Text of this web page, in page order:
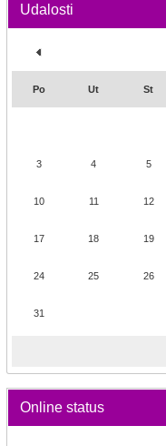
Udalosti
Po Ut St
3 4 5
10 11 12
17 18 19
24 25 26
31
Online status